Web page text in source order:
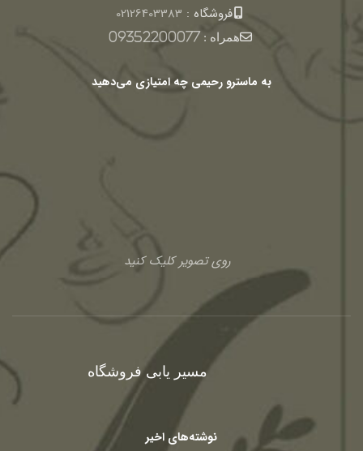
فروشگاه : 02126403383
همراه :09352200077
به ماسترو رحیمی چه امتیازی می‌دهید
روی تصویر کلیک کنید
مسیر یابی فروشگاه
نوشته‌های اخیر